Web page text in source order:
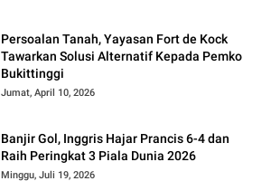
Persoalan Tanah, Yayasan Fort de Kock
Tawarkan Solusi Alternatif Kepada Pemko
Bukittinggi
Jumat, April 10, 2026
Banjir Gol, Inggris Hajar Prancis 6-4 dan
Raih Peringkat 3 Piala Dunia 2026
Minggu, Juli 19, 2026